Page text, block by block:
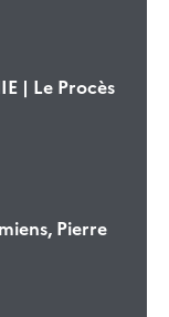
| Le Procès
Pierre